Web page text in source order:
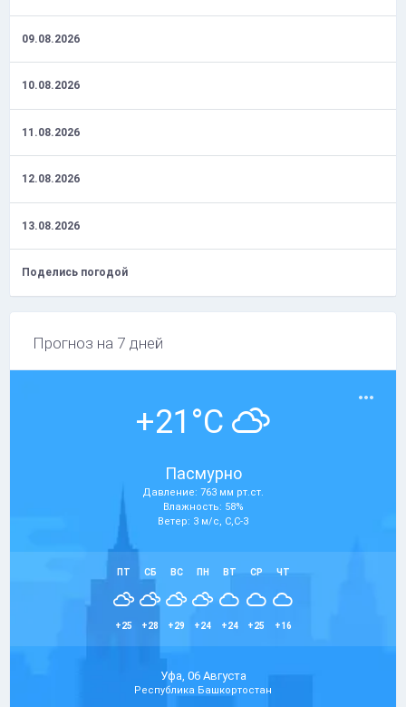
09.08.2026
10.08.2026
11.08.2026
12.08.2026
13.08.2026
Поделись погодой
Прогноз на 7 дней
+21°C
Пасмурно
Давление: 763 мм рт.ст.
Влажность: 58%
Ветер: 3 м/с, С,С-З
ПТ
+25
СБ
+28
ВС
+29
ПН
+24
ВТ
+24
СР
+25
ЧТ
+16
Уфа, 06 Августа
Республика Башкортостан